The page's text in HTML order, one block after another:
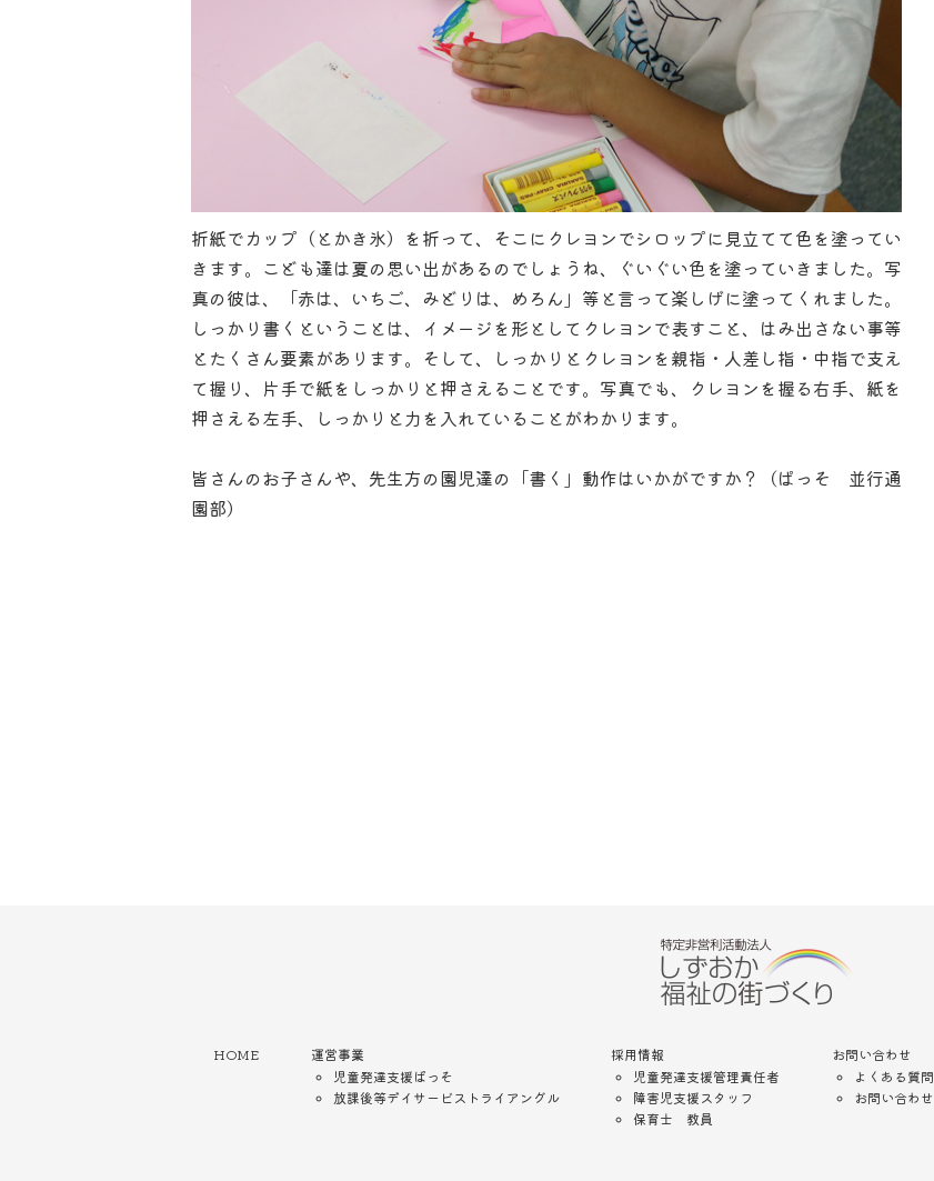
折紙でカップ（とかき氷）を折って、そこにクレヨンでシロップに見立てて色を塗ってい
きます。こども達は夏の思い出があるのでしょうね、ぐいぐい色を塗っていきました。写
真の彼は、「赤は、いちご、みどりは、めろん」等と言って楽しげに塗ってくれました。
しっかり書くということは、イメージを形としてクレヨンで表すこと、はみ出さない事等
とたくさん要素があります。そして、しっかりとクレヨンを親指・人差し指・中指で支え
て握り、片手で紙をしっかりと押さえることです。写真でも、クレヨンを握る右手、紙を
押さえる左手、しっかりと力を入れていることがわかります。
皆さんのお子さんや、先生方の園児達の「書く」動作はいかがですか？（ぱっそ 並行通
園部）
HOME
運営事業
児童発達支援ぱっそ
放課後等デイサービストライアングル
採用情報
児童発達支援管理責任者
障害児支援スタッフ
保育士 教員
お問い合わせ
よくある質問
お問い合わせ